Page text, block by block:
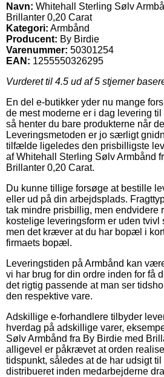
Navn: Whitehall Sterling Sølv
Brillanter 0,20 Carat
Kategori: Armbånd
Producent: By Birdie
Varenummer: 50301254
EAN: 1255550326295
Vurderet til 4.5 ud af 5 stjerner
En del e-butikker yder nu mange
de mest moderne er i dag levering
så henter du bare produkterne når
Leveringsmetoden er jo særligt
tilfælde ligeledes den prisbilligste
af Whitehall Sterling Sølv Armbånd
Brillanter 0,20 Carat.
Du kunne tillige forsøge at bestille
eller ud på din arbejdsplads.
tak mindre prisbillig, men endvidere
kostelige leveringsform er uden tvivl
men det kræver at du har bopæl i
firmaets bopæl.
Leveringstiden på Armbånd kan
vi har brug for din ordre inden for få
det rigtig passende at man ser
den respektive vare.
Adskillige e-forhandlere tilbyder
hverdag på adskillige varer,
Sølv Armbånd fra By Birdie med
alligevel er påkrævet at orden
tidspunkt, således at de har udsigt
distribueret inden medarbejderne